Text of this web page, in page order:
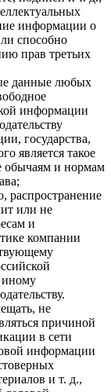
информации о
способно
прав третьих
данные любых
информации
государства,
является такое
обычаям и нормам
распространение
или не
и
компании
иному
не
причиной
в сети
информации
и т. д.,